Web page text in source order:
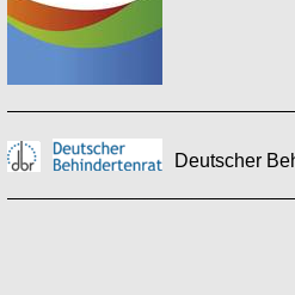
Deutscher